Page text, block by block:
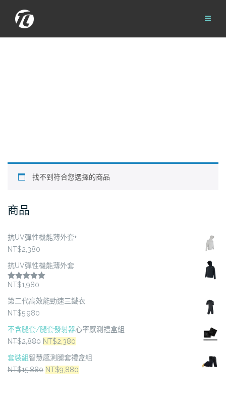
content
找不到符合您選擇的商品
商品
抗UV彈性機能薄外套+
NT$2,380
抗UV彈性機能薄外套
評分5.00
NT$1,980
第二代高效能勁速三鐵衣
NT$5,980
不含腿套/腿套發射器心率感測禮盒組
NT$2,880 原
始
價
NT$2,380
前
價
套裝組智慧感測腿套禮盒組
NT$15,880 原
NT$9,880